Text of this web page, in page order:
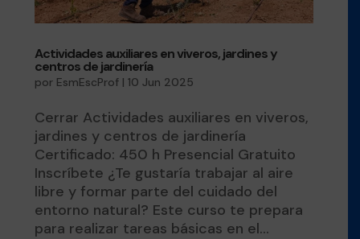
Actividades auxiliares en viveros, jardines y
centros de jardinería
por EsmEscProf |10 Jun 2025
Cerrar Actividades auxiliares en viveros,
jardines y centros de jardinería
Certificado: 450 h Presencial Gratuito
Inscríbete ¿Te gustaría trabajar al aire
libre y formar parte del cuidado del
entorno natural? Este curso te prepara
para realizar tareas básicas en el...